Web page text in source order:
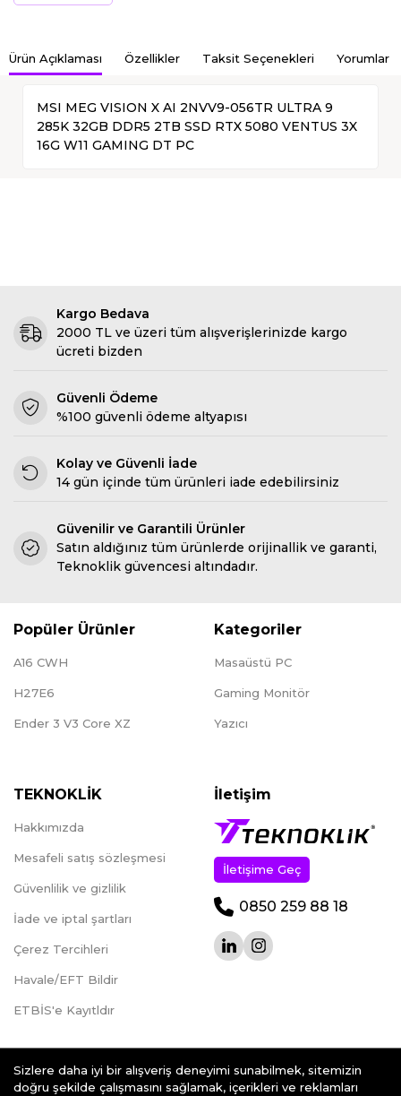
Ürün Açıklaması Özellikler Taksit Seçenekleri Yorumlar
MSI MEG VISION X AI 2NVV9-056TR ULTRA 9
285K 32GB DDR5 2TB SSD RTX 5080 VENTUS 3X
16G W11 GAMING DT PC
Kargo Bedava
2000 TL ve üzeri tüm alışverişlerinizde kargo
ücreti bizden
Güvenli Ödeme
%100 güvenli ödeme altyapısı
Kolay ve Güvenli İade
14 gün içinde tüm ürünleri iade edebilirsiniz
Güvenilir ve Garantili Ürünler
Satın aldığınız tüm ürünlerde orijinallik ve garanti,
Teknoklik güvencesi altındadır.
Popüler Ürünler
A16 CWH
H27E6
Ender 3 V3 Core XZ
Kategoriler
Masaüstü PC
Gaming Monitör
Yazıcı
TEKNOKLİK
Hakkımızda
Mesafeli satış sözleşmesi
Güvenlilik ve gizlilik
İade ve iptal şartları
Çerez Tercihleri
Havale/EFT Bildir
ETBİS'e Kayıtldır
İletişim
İletişime Geç
0850 259 88 18
Sizlere daha iyi bir alışveriş deneyimi sunabilmek, sitemizin
doğru şekilde çalışmasını sağlamak, içerikleri ve reklamları